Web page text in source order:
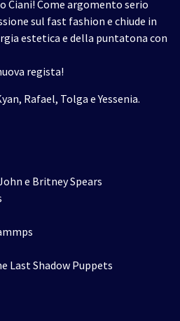
Ciani! Come argomento serio
sul fast fashion e chiude in
estetica e della puntatona con
regista!
Rafael, Tolga e Yessenia.
e Britney Spears
Last Shadow Puppets